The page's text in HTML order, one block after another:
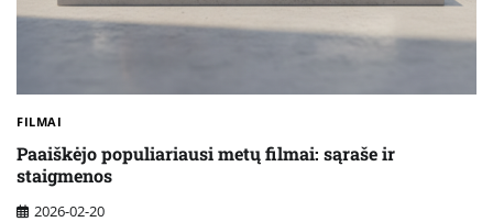
FILMAI
Paaiškėjo populiariausi metų filmai: sąraše ir
staigmenos
2026-02-20